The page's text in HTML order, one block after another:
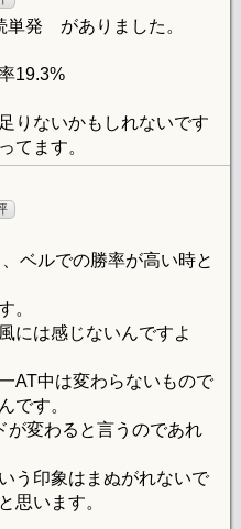
発 がありました。
19.3%
りないかもしれないです
てます。
ベルでの勝率が高い時と
。
には感じないんですよ
AT中は変わらないもので
です。
が変わると言うのであれ
う印象はまぬがれないで
思います。